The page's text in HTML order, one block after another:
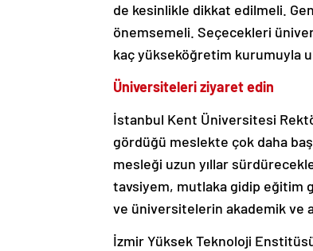
de kesinlikle dikkat edilmeli.
önemsemeli. Seçecekleri
kaç yükseköğretim kurumuyla
Üniversiteleri ziyaret edin
İstanbul Kent Üniversitesi
gördüğü meslekte çok daha
mesleği uzun yıllar
tavsiyem, mutlaka gidip eğitim
ve üniversitelerin akademik ve
İzmir Yüksek Teknoloji